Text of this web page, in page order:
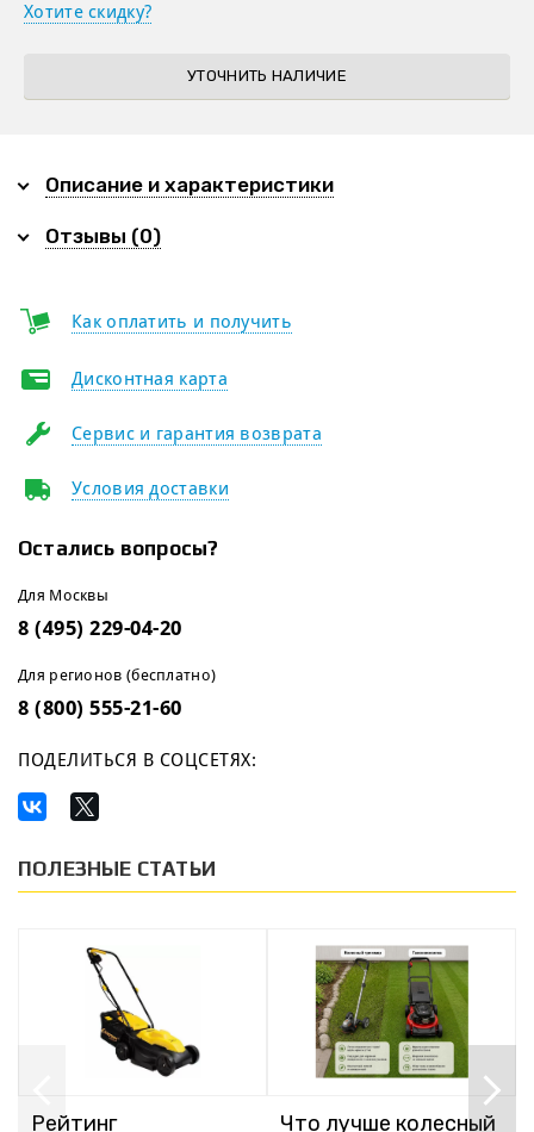
Хотите скидку?
УТОЧНИТЬ НАЛИЧИЕ
Описание и характеристики
Отзывы (0)
Как оплатить и получить
Дисконтная карта
Сервис и гарантия возврата
Условия доставки
Остались вопросы?
Для Москвы
8 (495) 229-04-20
Для регионов (бесплатно)
8 (800) 555-21-60
ПОДЕЛИТЬСЯ В СОЦСЕТЯХ:
ПОЛЕЗНЫЕ СТАТЬИ
Рейтинг Что лучше колесный